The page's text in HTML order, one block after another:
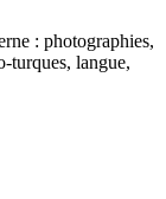
: photographies,
turques, langue,